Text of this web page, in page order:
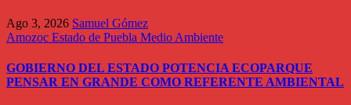
Ago 3, 2026 Samuel Gómez
Amozoc Estado de Puebla Medio Ambiente
GOBIERNO DEL ESTADO POTENCIA ECOPARQUE
PENSAR EN GRANDE COMO REFERENTE AMBIENTAL